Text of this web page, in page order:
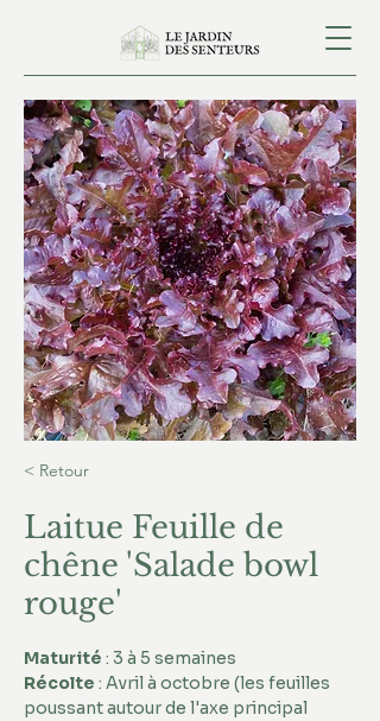
< Retour
Laitue Feuille de
chêne 'Salade bowl
rouge'
Maturité : 3 à 5 semaines
Récolte : Avril à octobre (les feuilles
poussant autour de l'axe principal